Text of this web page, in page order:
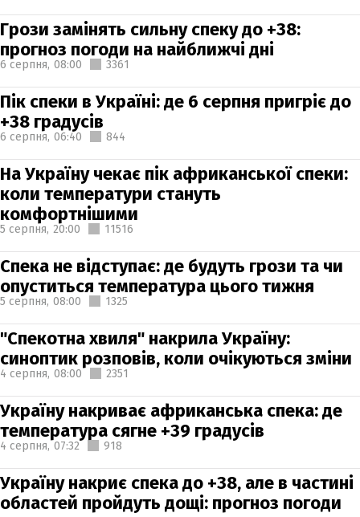
Грози замінять сильну спеку до +38:
прогноз погоди на найближчі дні
6 серпня, 08:00 3361
Пік спеки в Україні: де 6 серпня пригріє до
+38 градусів
6 серпня, 06:40 844
На Україну чекає пік африканської спеки:
коли температури стануть
комфортнішими
5 серпня, 20:00 11516
Спека не відступає: де будуть грози та чи
опуститься температура цього тижня
5 серпня, 08:00 1325
"Спекотна хвиля" накрила Україну:
синоптик розповів, коли очікуються зміни
4 серпня, 08:00 2351
Україну накриває африканська спека: де
температура сягне +39 градусів
4 серпня, 07:32 918
Україну накриє спека до +38, але в частині
областей пройдуть дощі: прогноз погоди